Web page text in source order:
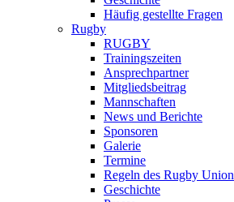
Häufig gestellte Fragen
Rugby
RUGBY
Trainingszeiten
Ansprechpartner
Mitgliedsbeitrag
Mannschaften
News und Berichte
Sponsoren
Galerie
Termine
Regeln des Rugby Union
Geschichte